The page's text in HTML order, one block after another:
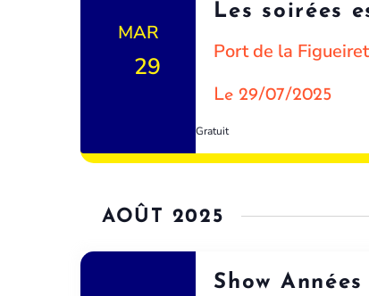
MAR
29
Les soirées
Port de la
Le 29/07/2025
Gratuit
AOÛT 2025
Show Années